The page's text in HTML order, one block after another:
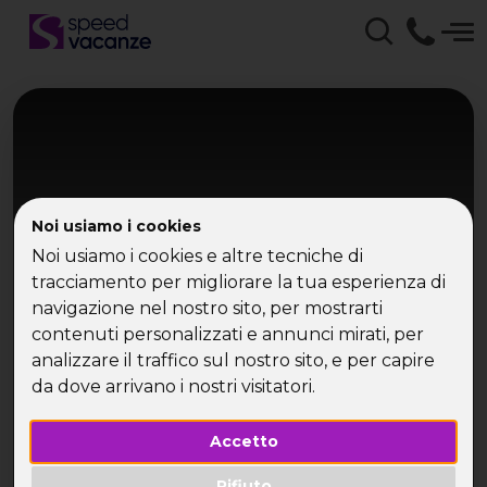
Noi usiamo i cookies
Noi usiamo i cookies e altre tecniche di
tracciamento per migliorare la tua esperienza di
navigazione nel nostro sito, per mostrarti
contenuti personalizzati e annunci mirati, per
analizzare il traffico sul nostro sito, e per capire
da dove arrivano i nostri visitatori.
Accetto
Capo Verde - Isola di Sal
Capo Verde - Isola di Sal